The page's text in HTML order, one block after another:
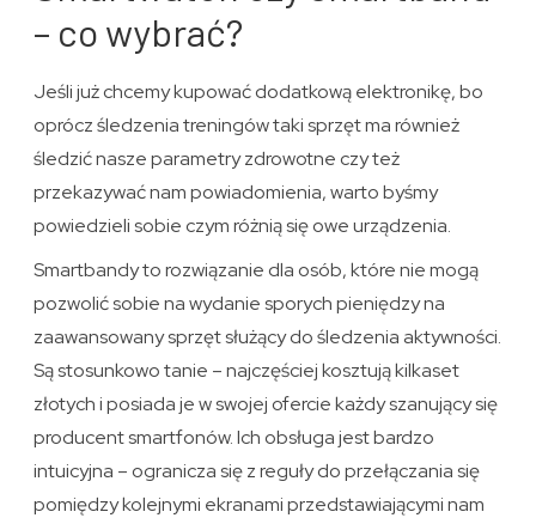
– co wybrać?
Jeśli już chcemy kupować dodatkową elektronikę, bo
oprócz śledzenia treningów taki sprzęt ma również
śledzić nasze parametry zdrowotne czy też
przekazywać nam powiadomienia, warto byśmy
powiedzieli sobie czym różnią się owe urządzenia.
Smartbandy to rozwiązanie dla osób, które nie mogą
pozwolić sobie na wydanie sporych pieniędzy na
zaawansowany sprzęt służący do śledzenia aktywności.
Są stosunkowo tanie – najczęściej kosztują kilkaset
złotych i posiada je w swojej ofercie każdy szanujący się
producent smartfonów. Ich obsługa jest bardzo
intuicyjna – ogranicza się z reguły do przełączania się
pomiędzy kolejnymi ekranami przedstawiającymi nam